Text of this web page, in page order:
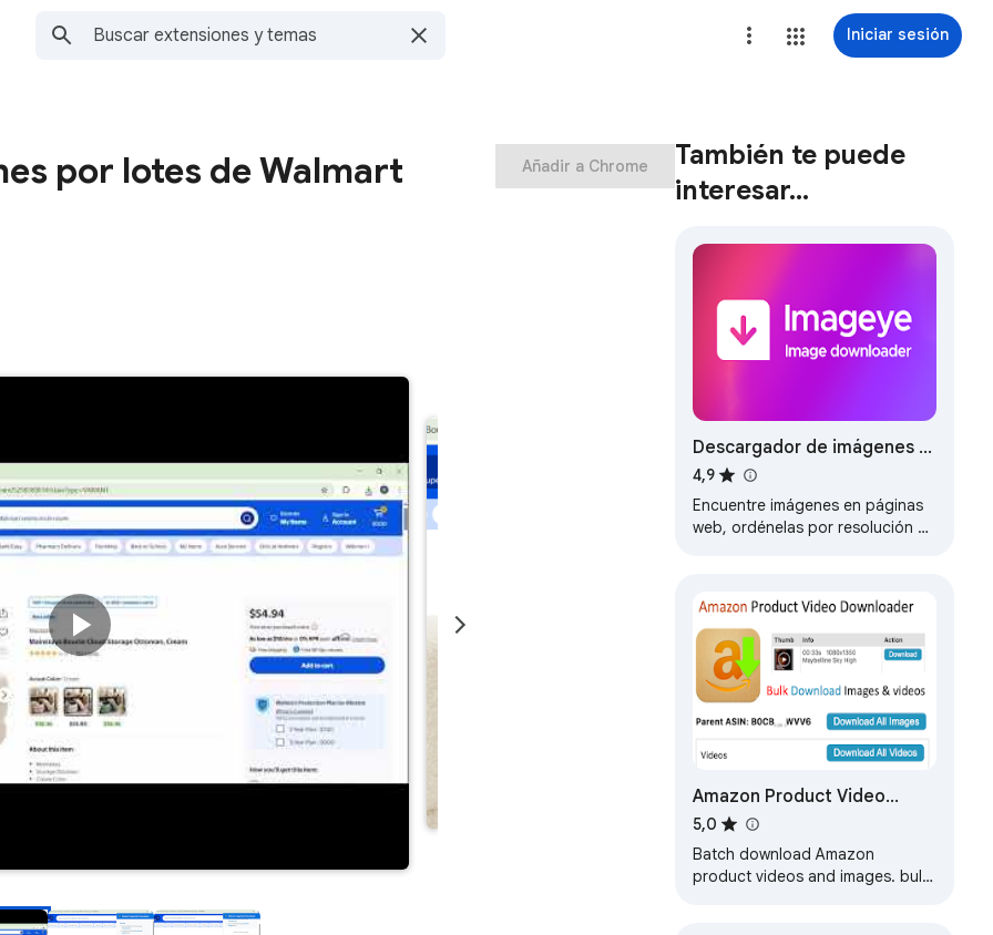
Iniciar sesión
por lotes de Walmart Añadir a Chrome
También te puede
interesar…
Descargador de imágenes -
Imageye
4,9
Encuentre imágenes en páginas
web, ordénelas por resolución o
Amazon Product Video
Downloader - Images bulk
download
5,0
Batch download Amazon
product videos and images. bulk